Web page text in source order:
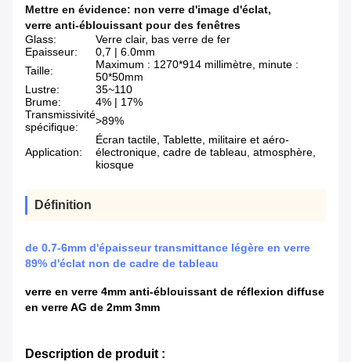
Mettre en évidence: non verre d'image d'éclat,
verre anti-éblouissant pour des fenêtres
Glass:
Verre clair, bas verre de fer
Epaisseur:
0,7 | 6.0mm
Taille:
Maximum : 1270*914 millimètre, minute :
50*50mm
Lustre:
35~110
Brume:
4% | 17%
Transmissivité
spécifique:
>89%
Application:
Écran tactile, Tablette, militaire et aéro-
électronique, cadre de tableau, atmosphère,
kiosque
Définition
de 0.7-6mm d'épaisseur transmittance légère en verre
89% d'éclat non de cadre de tableau
verre en verre 4mm anti-éblouissant de réflexion diffuse
en verre AG de 2mm 3mm
Description de produit :